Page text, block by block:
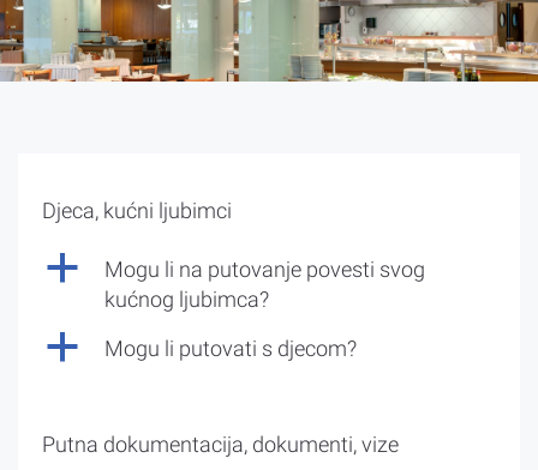
Djeca, kućni ljubimci
a
Mogu li na putovanje povesti svog
kućnog ljubimca?
a Mogu li putovati s djecom?
Putna dokumentacija, dokumenti, vize